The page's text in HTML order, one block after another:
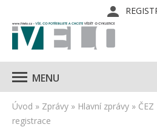
MENU
Úvod » Zprávy » Hlavní zprávy »
registrace